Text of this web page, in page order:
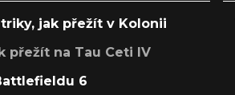
jak přežít v Kolonii
přežít na Tau Ceti IV
6